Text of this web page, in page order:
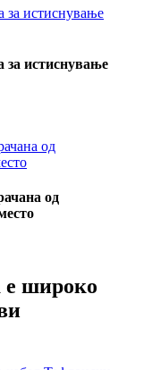
за истиснување
од
е широко